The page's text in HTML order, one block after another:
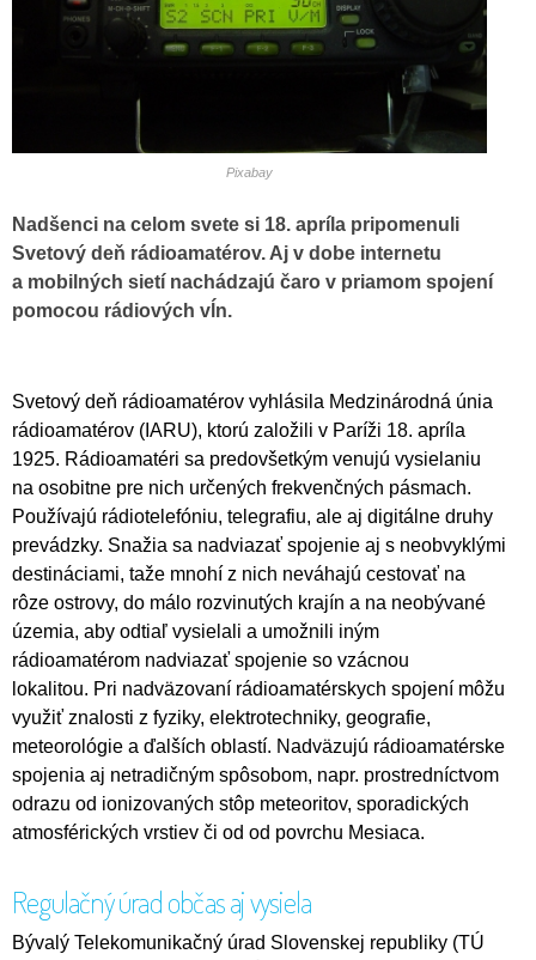
Pixabay
Nadšenci na celom svete si 18. apríla pripomenuli
Svetový deň rádioamatérov. Aj v dobe internetu
a mobilných sietí nachádzajú čaro v priamom spojení
pomocou rádiových vĺn.
Svetový deň rádioamatérov vyhlásila Medzinárodná únia
rádioamatérov (IARU), ktorú založili v Paríži 18. apríla
1925. Rádioamatéri sa predovšetkým venujú vysielaniu
na osobitne pre nich určených frekvenčných pásmach.
Používajú rádiotelefóniu, telegrafiu, ale aj digitálne druhy
prevádzky. Snažia sa nadviazať spojenie aj s neobvyklými
destináciami, taže mnohí z nich neváhajú cestovať na
rôze ostrovy, do málo rozvinutých krajín a na neobývané
územia, aby odtiaľ vysielali a umožnili iným
rádioamatérom nadviazať spojenie so vzácnou
lokalitou. Pri nadväzovaní rádioamatérskych spojení môžu
využiť znalosti z fyziky, elektrotechniky, geografie,
meteorológie a ďalších oblastí. Nadväzujú rádioamatérske
spojenia aj netradičným spôsobom, napr. prostredníctvom
odrazu od ionizovaných stôp meteoritov, sporadických
atmosférických vrstiev či od od povrchu Mesiaca.
Regulačný úrad občas aj vysiela
Bývalý Telekomunikačný úrad Slovenskej republiky (TÚ